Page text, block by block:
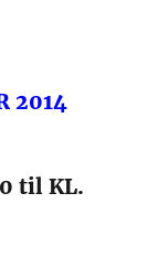
2014
til KL.